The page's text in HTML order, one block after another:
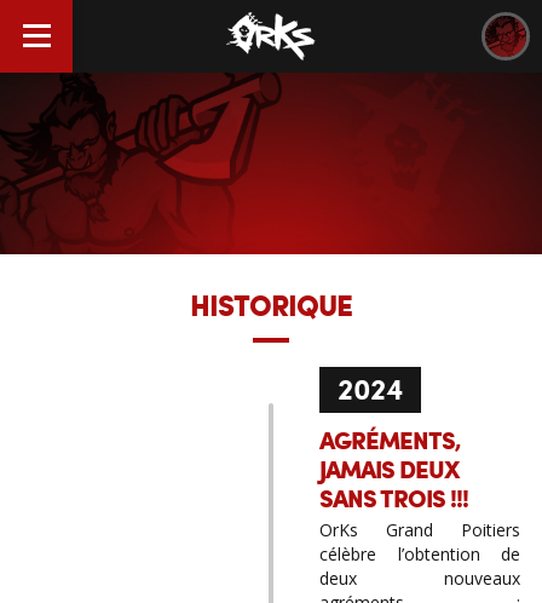
HISTORIQUE
2024
AGRÉMENTS,
JAMAIS DEUX
SANS TROIS !!!
OrKs Grand Poitiers
célèbre l’obtention de
deux nouveaux